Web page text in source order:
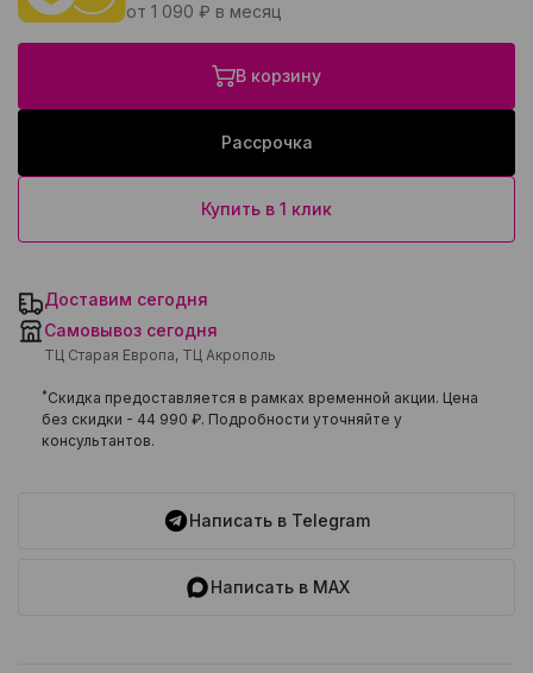
от 1 090 ₽ в месяц
В корзину
Рассрочка
Купить в 1 клик
Доставим сегодня
Самовывоз сегодня
ТЦ Старая Европа, ТЦ Акрополь
*Скидка предоставляется в рамках временной акции. Цена
без скидки - 44 990 ₽. Подробности уточняйте у
консультантов.
Написать в Telegram
Написать в MAX